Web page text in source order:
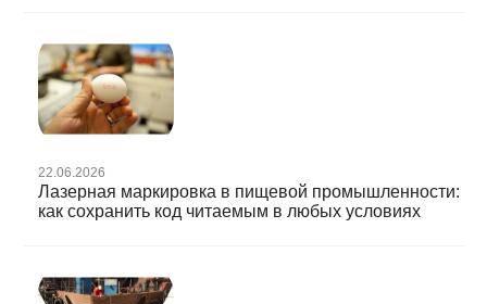
22.06.2026
Лазерная маркировка в пищевой промышленности:
как сохранить код читаемым в любых условиях